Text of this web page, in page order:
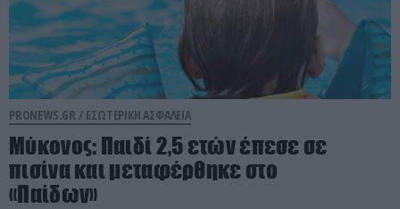
PRONEWS.GR / ΕΣΩΤΕΡΙΚΗ ΑΣΦΑΛΕΙΑ
Μύκονος: Παιδί 2,5 ετών έπεσε σε
πισίνα και μεταφέρθηκε στο
«Παίδων»